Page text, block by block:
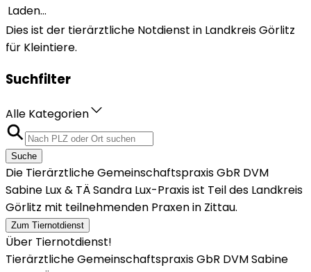
Laden...
Dies ist der tierärztliche Notdienst in Landkreis Görlitz
für Kleintiere.
Suchfilter
Alle Kategorien
Suche
Die Tierärztliche Gemeinschaftspraxis GbR DVM
Sabine Lux & TÄ Sandra Lux-Praxis ist Teil des Landkreis
Görlitz mit teilnehmenden Praxen in Zittau.
Zum Tiernotdienst
Über Tiernotdienst!
Tierärztliche Gemeinschaftspraxis GbR DVM Sabine